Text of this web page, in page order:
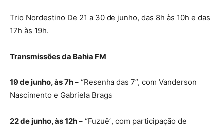
Trio Nordestino De 21 a 30 de junho, das 8h às 10h e das
17h às 19h.
Transmissões da Bahia FM
19 de junho, às 7h – “Resenha das 7”, com Vanderson
Nascimento e Gabriela Braga
22 de junho, às 12h – “Fuzuê”, com participação de